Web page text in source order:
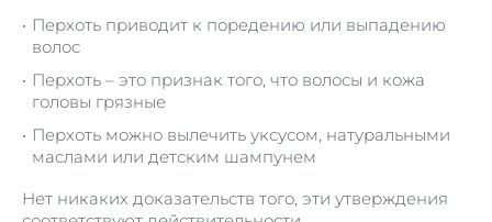
Перхоть приводит к поредению или выпадению
волос
Перхоть – это признак того, что волосы и кожа
головы грязные
Перхоть можно вылечить уксусом, натуральными
маслами или детским шампунем
Нет никаких доказательств того, эти утверждения